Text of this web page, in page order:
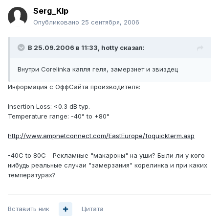
Serg_Klp
Опубликовано 25 сентября, 2006
В 25.09.2006 в 11:33, hotty сказал:
Внутри Corelinka капля геля, замерзнет и звиздец
Информация с ОффСайта производителя:
Insertion Loss: <0.3 dB typ.
Temperature range: -40° to +80°
http://www.ampnetconnect.com/EastEurope/foquickterm.asp
-40C to 80C - Рекламные "макароны" на уши? Были ли у кого-
нибудь реальные случаи "замерзания" корелинка и при каких
температурах?
Вставить ник Цитата